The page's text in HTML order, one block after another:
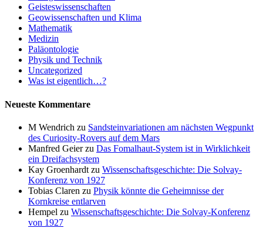
Geisteswissenschaften
Geowissenschaften und Klima
Mathematik
Medizin
Paläontologie
Physik und Technik
Uncategorized
Was ist eigentlich…?
Neueste Kommentare
M Wendrich zu Sandsteinvariationen am nächsten Wegpunkt
des Curiosity-Rovers auf dem Mars
Manfred Geierzu Das Fomalhaut-System ist in Wirklichkeit
ein Dreifachsystem
Kay Groenhardt zu Wissenschaftsgeschichte: Die Solvay-
Konferenz von 1927
Tobias Claren zu Physik könnte die Geheimnisse der
Kornkreise entlarven
Hempel zu Wissenschaftsgeschichte: Die Solvay-Konferenz
von 1927